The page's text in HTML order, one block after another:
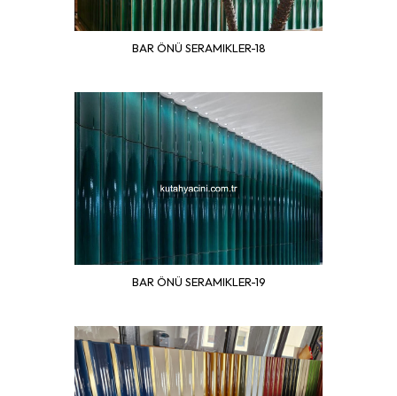
BAR ÖNÜ SERAMIKLER-18
BAR ÖNÜ SERAMIKLER-19